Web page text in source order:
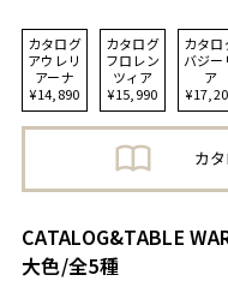
カタログ
アウレリ
アーナ
¥14,890
カタログ
フロレン
ツィア
¥15,990
カタロ
バジー
ア
CATALOG&TABLE
大色/全5種